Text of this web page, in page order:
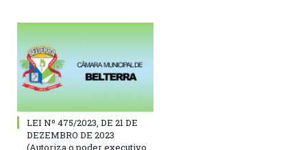
LEI Nº 475/2023, DE 21 DE
DEZEMBRO DE 2023